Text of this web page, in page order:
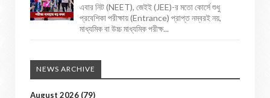
এবার নিট (NEET), জেইই (JEE)-র মতো কোর্সে শুধু
প্রবেশিকা পরীক্ষায় (Entrance) প্রাপ্ত নম্বরই নয়,
মাধ্যমিক বা উচ্চ মাধ্যমিক পরীক্ষ...
NEWS ARCHIVE
August 2026 (79)